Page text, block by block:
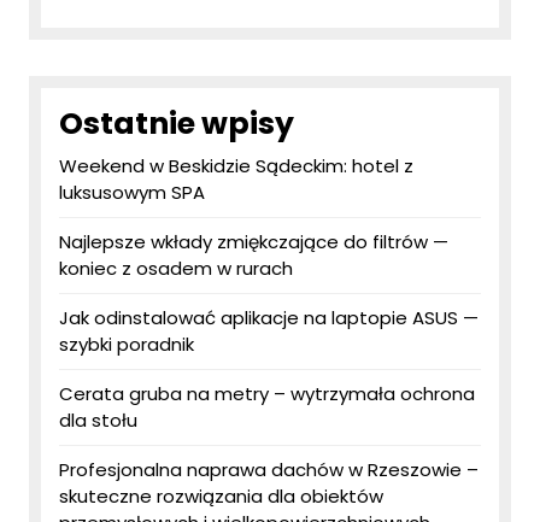
Ostatnie wpisy
Weekend w Beskidzie Sądeckim: hotel z
luksusowym SPA
Najlepsze wkłady zmiękczające do filtrów —
koniec z osadem w rurach
Jak odinstalować aplikacje na laptopie ASUS —
szybki poradnik
Cerata gruba na metry – wytrzymała ochrona
dla stołu
Profesjonalna naprawa dachów w Rzeszowie –
skuteczne rozwiązania dla obiektów